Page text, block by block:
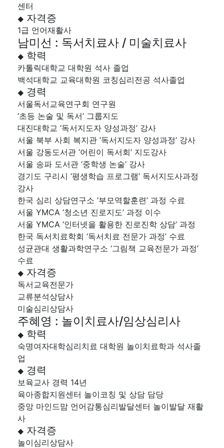
센터
◆ 자격증
1급 언어재활사
남미선 : 독서치료사 / 미술치료사
◆ 학력
카톨릭대학교 대학원 석사 졸업
백석대학교 교육대학원 코칭심리전공 석사졸업
◆ 경력
서울독서교육연구회 연구원
‘초등 논술 및 독서’ 그룹지도
대진대학교 ‘독서지도자 양성과정’ 강사
서울 북부 사회 복지관 ‘독서지도자 양성과정’ 강사
서울 강동도서관 ‘어린이 독서회’ 지도강사
서울 송파 도서관 ‘중학생 논술’ 강사
경기도 구리시 ‘평생학습 프로그램’ 독서지도사과정
강사
한국 심리 상담연구소 ‘부모역할훈련’ 과정 수료
서울 YMCA ‘청소년 진로지도’ 과정 이수
서울 YMCA ‘인터넷을 활용한 진로진학 상담’ 과정
한국 독서치료학회 ‘독서치료 전문가 과정’ 수료
성균관대 생활과학연구소 ‘그림책 교육전문가 과정’
수료
◆ 자격증
독서교육전문가
교류분석상담사
미술심리상담사
주혜영 : 놀이치료사/임상심리사
◆ 학력
숙명여자대학심리치료 대학원 놀이치료학과 석사졸
업
◆ 경력
보육교사 경력 14년
육아종합지원센터 놀이코칭 및 상담 담당
중앙 마인드맘 언어감통심리발달센터 놀이발달 재활
사
◆ 자격증
놀이심리상담사